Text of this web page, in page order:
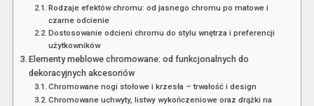
Rodzaje efektów chromu: od jasnego chromu po matowe i
czarne odcienie
Dostosowanie odcieni chromu do stylu wnętrza i preferencji
użytkowników
Elementy meblowe chromowane: od funkcjonalnych do
dekoracyjnych akcesoriów
Chromowane nogi stołowe i krzesła – trwałość i design
Chromowane uchwyty, listwy wykończeniowe oraz drążki na